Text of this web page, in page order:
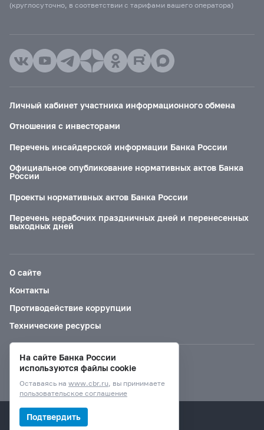
(круглосуточно, в соответствии с тарифами вашего оператора)
Личный кабинет участника информационного обмена
Отношения с инвесторами
Перечень инсайдерской информации Банка России
Официальное опубликование нормативных актов Банка
России
Проекты нормативных актов Банка России
Перечень нерабочих праздничных дней и перенесенных
выходных дней
О сайте
Контакты
Противодействие коррупции
Технические ресурсы
Версия для слабовидящих
© Банк России, 2000–2026.
На сайте Банка России
используются файлы cookie
Оставаясь на www.cbr.ru, вы принимаете
пользовательское соглашение
Подтвердить